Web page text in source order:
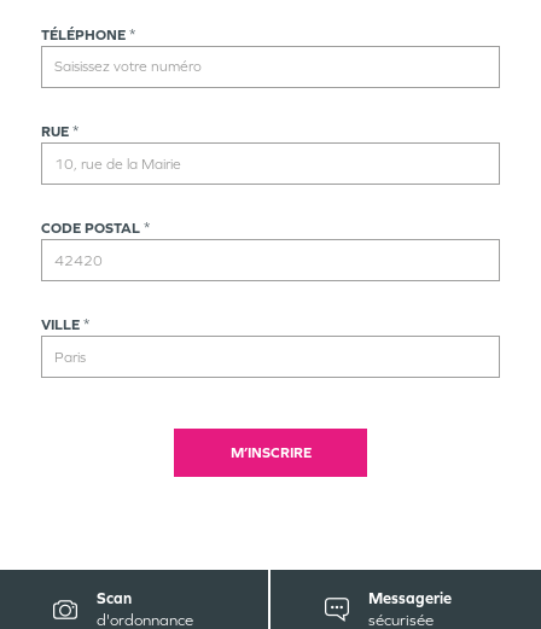
TÉLÉPHONE *
RUE *
CODE POSTAL *
VILLE *
M’INSCRIRE
Scan
d'ordonnance
Messagerie
sécurisée